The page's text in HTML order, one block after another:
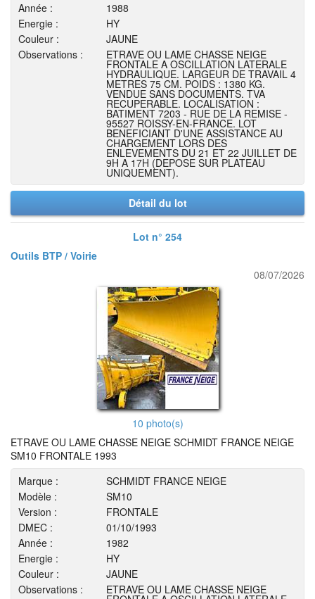
Année :
1988
Energie :
HY
Couleur :
JAUNE
Observations :
ETRAVE OU LAME CHASSE NEIGE
FRONTALE A OSCILLATION LATERALE
HYDRAULIQUE. LARGEUR DE TRAVAIL 4
METRES 75 CM. POIDS : 1380 KG.
VENDUE SANS DOCUMENTS. TVA
RECUPERABLE. LOCALISATION :
BATIMENT 7203 - RUE DE LA REMISE -
95527 ROISSY-EN-FRANCE. LOT
BENEFICIANT D'UNE ASSISTANCE AU
CHARGEMENT LORS DES
ENLEVEMENTS DU 21 ET 22 JUILLET DE
9H A 17H (DEPOSE SUR PLATEAU
UNIQUEMENT).
Détail du lot
Lot n° 254
Outils BTP / Voirie
08/07/2026
10 photo(s)
ETRAVE OU LAME CHASSE NEIGE SCHMIDT FRANCE NEIGE
SM10 FRONTALE 1993
Marque :
SCHMIDT FRANCE NEIGE
Modèle :
SM10
Version :
FRONTALE
DMEC :
01/10/1993
Année :
1982
Energie :
HY
Couleur :
JAUNE
Observations :
ETRAVE OU LAME CHASSE NEIGE